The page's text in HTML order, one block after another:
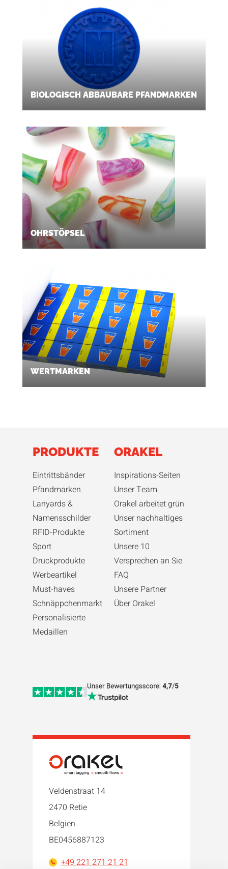
BIOLOGISCH ABBAUBARE PFANDMARKEN
OHRSTÖPSEL
WERTMARKEN
PRODUKTE
Eintrittsbänder
Pfandmarken
Lanyards &
Namensschilder
RFID-Produkte
Sport
Druckprodukte
Werbeartikel
Must-haves
Schnäppchenmarkt
Personalisierte
Medaillen
ORAKEL
Inspirations-Seiten
Unser Team
Orakel arbeitet grün
Unser nachhaltiges
Sortiment
Unsere 10
Versprechen an Sie
FAQ
Unsere Partner
Über Orakel
Veldenstraat 14
2470 Retie
Belgien
BE0456887123
+49 221 271 21 21